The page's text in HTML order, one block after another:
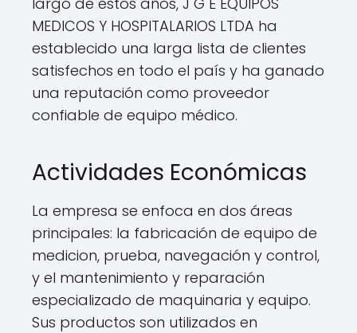
MEDICOS Y HOSPITALARIOS LTDA ha
establecido una larga lista de clientes
satisfechos en todo el país y ha ganado
una reputación como proveedor
confiable de equipo médico.
Actividades Económicas
La empresa se enfoca en dos áreas
principales: la fabricación de equipo de
medicion, prueba, navegación y control,
y el mantenimiento y reparación
especializado de maquinaria y equipo.
Sus productos son utilizados en